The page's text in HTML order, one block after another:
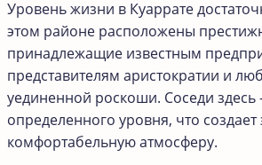
Уровень жизни в Куаррате
этом районе расположены
принадлежащие известным
представителям аристократии и
уединенной роскоши. Соседи здесь
определенного уровня, что
комфортабельную атмосферу.